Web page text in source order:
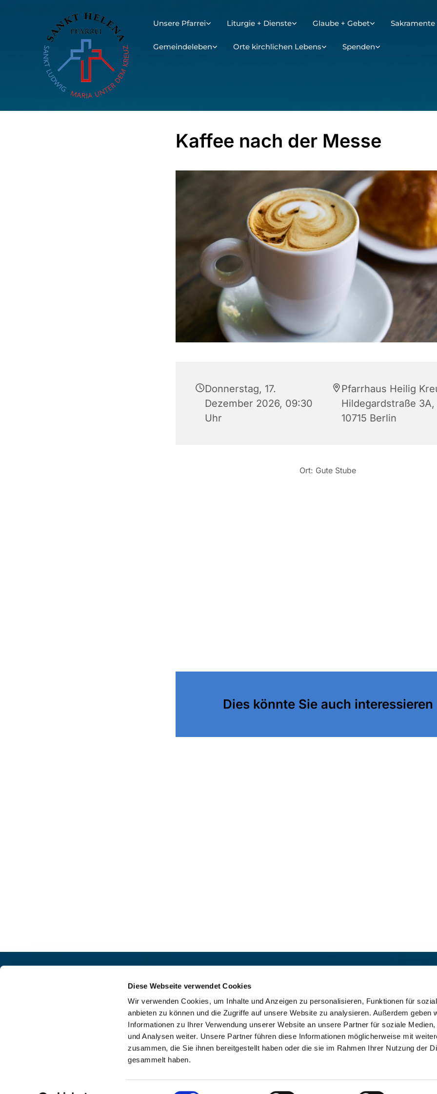
Diese Webseite verwendet Cookies
Wir verwenden Cookies, um Inhalte und Anzeigen zu personalisieren, Funktionen für
anbieten zu können und die Zugriffe auf unsere Website zu analysieren. Außerdem geben
Informationen zu Ihrer Verwendung unserer Website an unsere Partner für soziale Medien,
und Analysen weiter. Unsere Partner führen diese Informationen möglicherweise mit
zusammen, die Sie ihnen bereitgestellt haben oder die sie im Rahmen Ihrer Nutzung der
gesammelt haben.
Unsere Pfarrei Liturgie + Dienste Glaube + Gebet
Gemeindeleben Orte kirchlichen Lebens Spenden
Kaffee nach der Messe
Donnerstag, 17.
Dezember 2026, 09:30
Uhr
Pfarrhaus Heilig
Hildegardstraße 3A,
10715 Berlin
Ort: Gute Stube
Dies könnte Sie auch interessieren
 +49 30 8859 590
 pfarrbuero@sankthelena.de
 webteam@sankthelena.de
 Heilig Kreuz:
Mo-So 8-18 Uhr